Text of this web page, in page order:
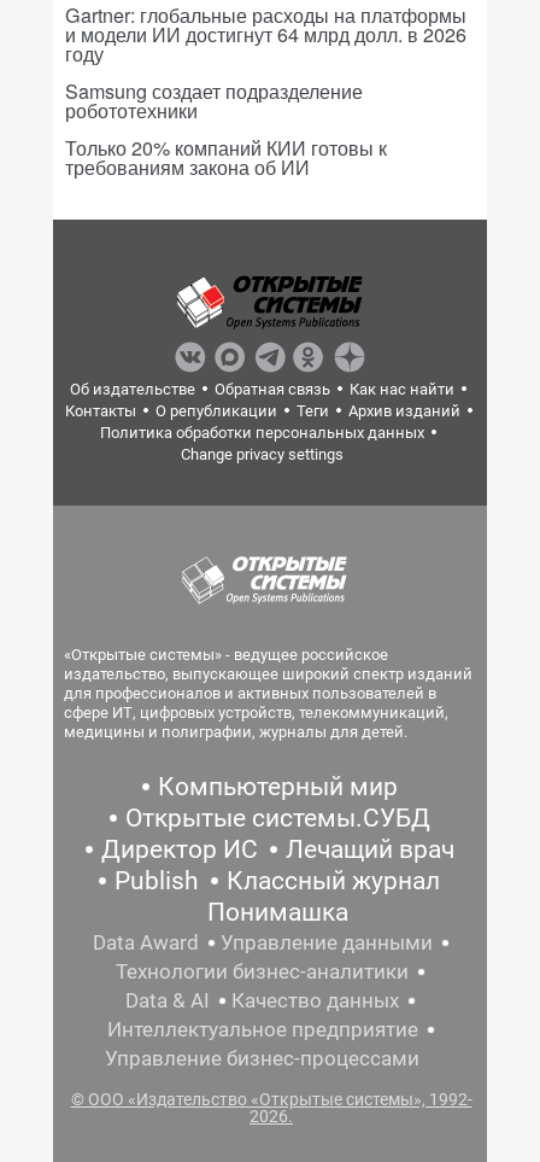
Gartner: глобальные расходы на платформы
и модели ИИ достигнут 64 млрд долл. в 2026
году
Samsung создает подразделение
робототехники
Только 20% компаний КИИ готовы к
требованиям закона об ИИ
Об издательстве Обратная связь
Как нас найти
Контакты
О републикации Теги
Архив изданий
Политика обработки персональных данных
Change privacy settings
«Открытые системы» - ведущее российское
издательство, выпускающее широкий спектр изданий
для профессионалов и активных пользователей в
сфере ИТ, цифровых устройств, телекоммуникаций,
медицины и полиграфии, журналы для детей.
Компьютерный мир
Открытые системы.СУБД
Директор ИС
Лечащий врач
Publish
Классный журнал
Понимашка
Data Award
Управление данными
Технологии бизнес-аналитики
Data & AI
Качество данных
Интеллектуальное предприятие
Управление бизнес-процессами
© ООО «Издательство «Открытые системы», 1992-
2026.